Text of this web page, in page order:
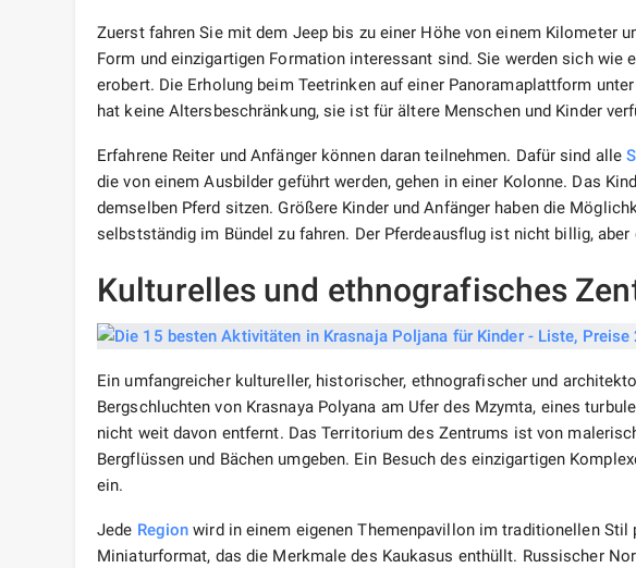
Zuerst fahren Sie mit dem Jeep bis zu einer Höhe von einem Kilometer
Form und einzigartigen Formation interessant sind. Sie werden sich wie
erobert. Die Erholung beim Teetrinken auf einer Panoramaplattform
hat keine Altersbeschränkung, sie ist für ältere Menschen und Kinder
Erfahrene Reiter und Anfänger können daran teilnehmen. Dafür sind alle
die von einem Ausbilder geführt werden, gehen in einer Kolonne. Das
demselben Pferd sitzen. Größere Kinder und Anfänger haben die
selbstständig im Bündel zu fahren. Der Pferdeausflug ist nicht billig,
Kulturelles und ethnografisches
Ein umfangreicher kultureller, historischer, ethnografischer und
Bergschluchten von Krasnaya Polyana am Ufer des Mzymta, eines
nicht weit davon entfernt. Das Territorium des Zentrums ist von
Bergflüssen und Bächen umgeben. Ein Besuch des einzigartigen
ein.
Jede Region wird in einem eigenen Themenpavillon im traditionellen
Miniaturformat, das die Merkmale des Kaukasus enthüllt. Russischer